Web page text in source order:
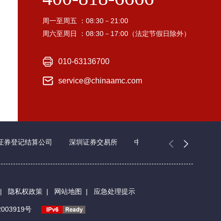
周一至周五 ：08:30－21:00
周六至周日 ：08:30－17:00（法定节假日除外）
010-63136700
service@chinaamc.com
券登记结算公司 深圳证券交易所 中国证券业协会
| 隐私权政策 | 网站地图 | 应急处理提示
号